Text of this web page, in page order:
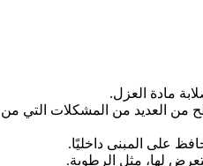
مادة العزل.
من العديد من المشكلات التي
على المبنى داخليًا.
لها، مثل الرطوبة.